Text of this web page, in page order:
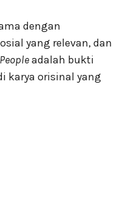
dengan
yang relevan, dan
adalah bukti
karya orisinal yang